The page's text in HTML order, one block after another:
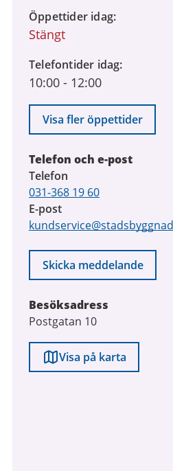
14
september
Öppettider idag
Stängt
Telefontider idag
10:00 - 12:00
Visa fler öppettider
Telefon och e-post
Telefon
031-368 19 60
E-post
Skicka meddelande
Besöksadress
Postgatan 10
Visa på karta